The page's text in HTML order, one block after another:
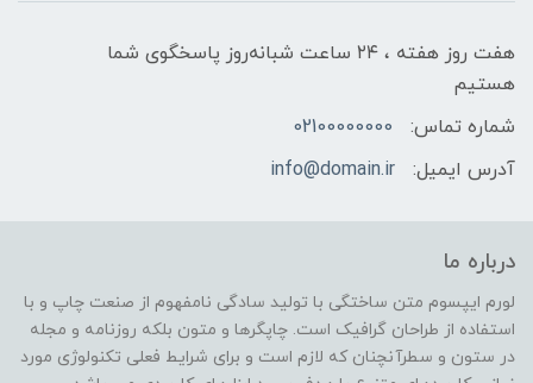
هفت روز هفته ، ۲۴ ساعت شبانه‌روز پاسخگوی شما
هستیم
شماره تماس:
02100000000
آدرس ایمیل:
info@domain.ir
درباره ما
لورم ایپسوم متن ساختگی با تولید سادگی نامفهوم از صنعت چاپ و با
استفاده از طراحان گرافیک است. چاپگرها و متون بلکه روزنامه و مجله
در ستون و سطرآنچنان که لازم است و برای شرایط فعلی تکنولوژی مورد